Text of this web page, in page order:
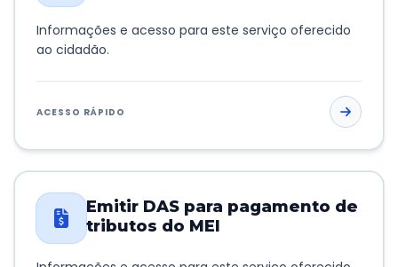
Informações e acesso para este serviço oferecido
ao cidadão.
ACESSO RÁPIDO
Emitir DAS para pagamento de
tributos do MEI